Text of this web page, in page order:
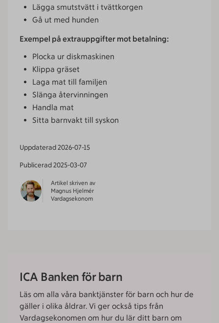
Lägga smutstvätt i tvättkorgen
Gå ut med hunden
Exempel på extrauppgifter mot betalning:
Plocka ur diskmaskinen
Klippa gräset
Laga mat till familjen
Slänga återvinningen
Handla mat
Sitta barnvakt till syskon
Uppdaterad2026-07-15
Publicerad2025-03-07
Artikel skriven av
Magnus Hjelmér
Vardagsekonom
ICA Banken för barn
Läs om alla våra banktjänster för barn och hur de
gäller i olika åldrar. Vi ger också tips från
Vardagsekonomen om hur du lär ditt barn om